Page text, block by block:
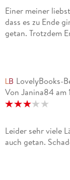
Einer meiner
dass es zu Ende
getan. Trotzdem
LovelyBooks-
Von Janina84 am
Leider sehr viele
auch getan.